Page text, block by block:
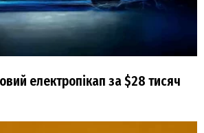
електропікап за $28 тисяч